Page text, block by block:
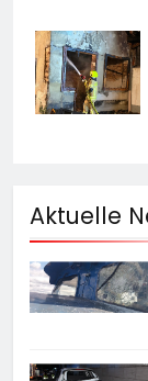
Aktuelle